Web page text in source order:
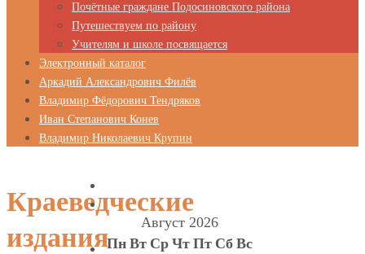
Почётные граждане Подосиновского района
Путешествуем по району
Учителям и школе посвящается
Электронный каталог
Аркадий Александрович Филёв
Владимир Фёдорович Тендряков
Иван Степанович Конев
Владимир Николаевич Крупин
Краеведческие
издания
Август 2026
Пн Вт Ср Чт Пт Сб Вс